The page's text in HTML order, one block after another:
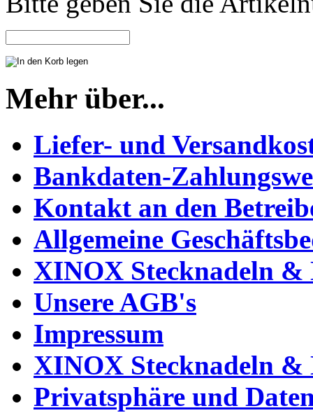
Mehr über...
Liefer- und
Bankdaten-
Kontakt an den
Allgemeine
XINOX Stecknadeln
Unsere AGB's
Impressum
XINOX Stecknadeln
Privatsphäre und